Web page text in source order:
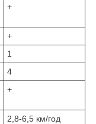
+
+
1
4
+
2,8-6,5 км/год